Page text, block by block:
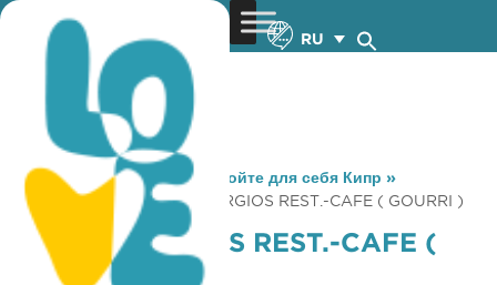
RU
You are here: Home »Откройте для себя Кипр »
Gastronomy
» AGIOS GEORGIOS REST.-CAFE ( GOURRI )
AGIOS GEORGIOS REST.-CAFE (
GOURRI )